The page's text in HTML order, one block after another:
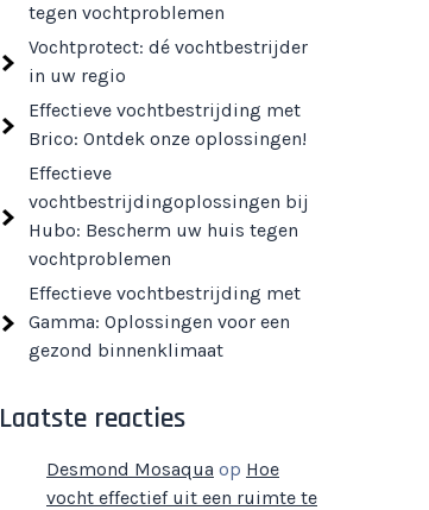
tegen vochtproblemen
Vochtprotect: dé vochtbestrijder
in uw regio
Effectieve vochtbestrijding met
Brico: Ontdek onze oplossingen!
Effectieve
vochtbestrijdingoplossingen bij
Hubo: Bescherm uw huis tegen
vochtproblemen
Effectieve vochtbestrijding met
Gamma: Oplossingen voor een
gezond binnenklimaat
Laatste reacties
Desmond Mosaqua op Hoe
vocht effectief uit een ruimte te